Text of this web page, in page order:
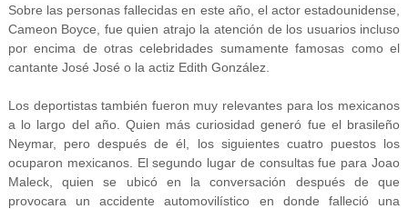
Sobre las personas fallecidas en este año, el actor estadounidense,
Cameon Boyce, fue quien atrajo la atención de los usuarios incluso
por encima de otras celebridades sumamente famosas como el
cantante José José o la actiz Edith González.
Los deportistas también fueron muy relevantes para los mexicanos
a lo largo del año. Quien más curiosidad generó fue el brasileño
Neymar, pero después de él, los siguientes cuatro puestos los
ocuparon mexicanos. El segundo lugar de consultas fue para Joao
Maleck, quien se ubicó en la conversación después de que
provocara un accidente automovilístico en donde falleció una